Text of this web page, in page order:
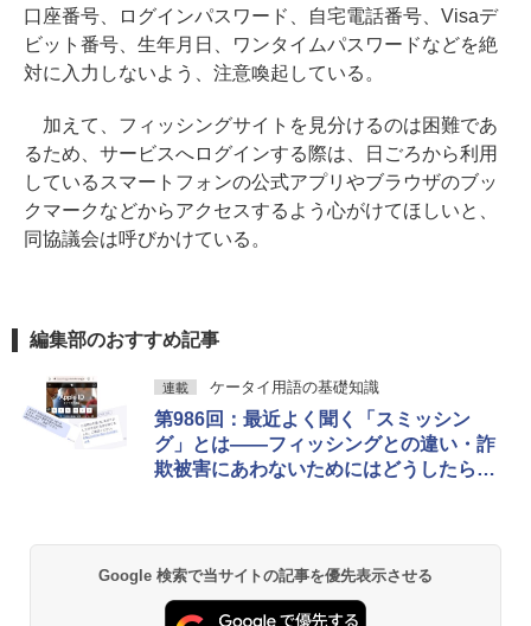
口座番号、ログインパスワード、自宅電話番号、Visaデ
ビット番号、生年月日、ワンタイムパスワードなどを絶
対に入力しないよう、注意喚起している。
加えて、フィッシングサイトを見分けるのは困難であ
るため、サービスへログインする際は、日ごろから利用
しているスマートフォンの公式アプリやブラウザのブッ
クマークなどからアクセスするよう心がけてほしいと、
同協議会は呼びかけている。
編集部のおすすめ記事
連載 ケータイ用語の基礎知識
第986回：最近よく聞く「スミッシン
グ」とは――フィッシングとの違い・詐
欺被害にあわないためにはどうしたらい
Google 検索で当サイトの記事を優先表示させる